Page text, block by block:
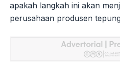
apakah langkah ini akan
perusahaan produsen